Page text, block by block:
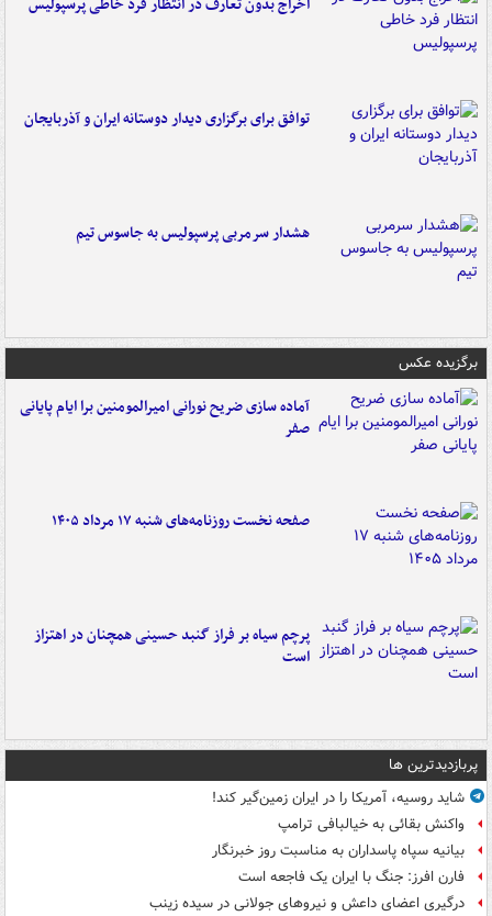
توافق برای برگزاری دیدار دوستانه ایران و آذربایجان
هشدار سرمربی پرسپولیس به جاسوس تیم
برگزیده عکس
آماده سازی ضریح نورانی امیرالمومنین برا ایام پایانی
صفر
صفحه نخست روزنامه‌های شنبه ۱۷ مرداد ۱۴۰۵
پرچم سیاه بر فراز گنبد حسینی همچنان در اهتزاز
است
پربازدیدترین ها
شاید روسیه، آمریکا را در ایران زمین‌گیر کند!
واکنش بقائی به خیالبافی ترامپ
بیانیه سپاه پاسداران به مناسبت روز خبرنگار
فارن افرز: جنگ با ایران یک فاجعه است
درگیری اعضای داعش و نیروهای جولانی در سیده زینب